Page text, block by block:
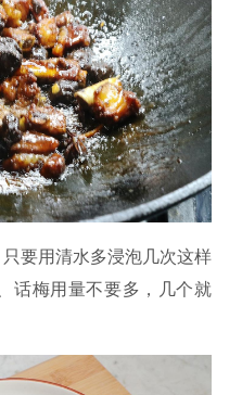
要用清水多浸泡几次这样
话梅用量不要多，几个就